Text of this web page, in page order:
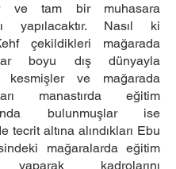
ve tam bir muhasara
yapılacaktır. Nasıl ki
çekildikleri mağarada
boyu dış dünyayla
kesmişler ve mağarada
manastırda eğitim
bulunmuşlar ise
tecrit altına alındıkları Ebu
mağaralarda eğitim
kadrolarını